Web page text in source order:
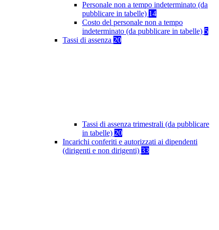
Personale non a tempo indeterminato (da
pubblicare in tabelle) 14
Costo del personale non a tempo
indeterminato (da pubblicare in tabelle) 5
Tassi di assenza 20
Tassi di assenza trimestrali (da pubblicare
in tabelle) 20
Incarichi conferiti e autorizzati ai dipendenti
(dirigenti e non dirigenti) 33